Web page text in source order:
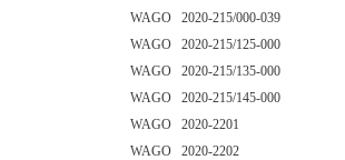
WAGO 2020-215/000-039
WAGO 2020-215/125-000
WAGO 2020-215/135-000
WAGO 2020-215/145-000
WAGO 2020-2201
WAGO 2020-2202